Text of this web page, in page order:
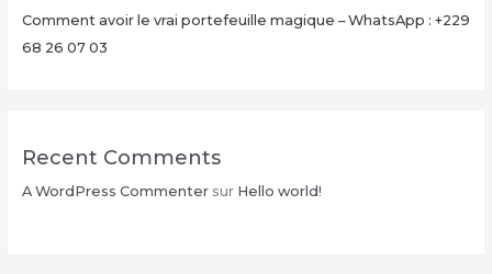
Comment avoir le vrai portefeuille magique – WhatsApp : +229
68 26 07 03
Recent Comments
A WordPress Commentersur Hello world!